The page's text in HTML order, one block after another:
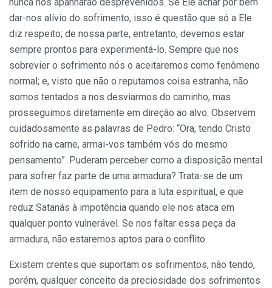
dar-nos alívio do sofrimento, isso é questão que só a Ele
diz respeito; de nossa parte, entretanto, devemos estar
sempre prontos para experimentá-lo. Sempre que nos
sobrevier o sofrimento nós o aceitaremos como fenômeno
normal; e, visto que não o reputamos coisa estranha, não
somos tentados a nos desviarmos do ca­minho, mas
prosseguimos diretamente em direção ao alvo. Observem
cuidadosamente as palavras de Pedro: “Ora, tendo Cristo
sofrido na carne, armai-vos também vós do mesmo
pensamento”. Puderam perceber como a disposição mental
para sofrer faz parte de uma arma­dura? Trata-se de um
item de nosso equipamento para a luta espiritual, e que
reduz Satanás à impotência quando ele nos ataca em
qualquer ponto vulnerável. Se nos faltar essa peça da
armadura, não estaremos aptos para o conflito.
Existem crentes que suportam os sofrimentos, não tendo,
porém, qualquer conceito da preciosidade dos sofrimentos